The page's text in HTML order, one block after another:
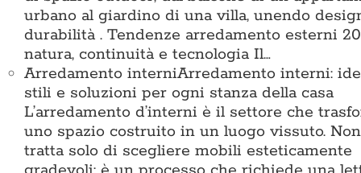
urbano al giardino di una villa, unendo
durabilità . Tendenze arredamento esterni
natura, continuità e tecnologia Il…
Arredamento interniArredamento interni:
stili e soluzioni per ogni stanza della casa
L’arredamento d’interni è il settore che
uno spazio costruito in un luogo vissuto.
tratta solo di scegliere mobili esteticamente